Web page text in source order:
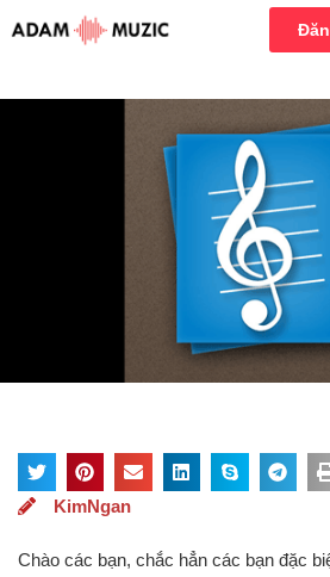
KimNgan
Chào các bạn, chắc hẳn các bạn đặc